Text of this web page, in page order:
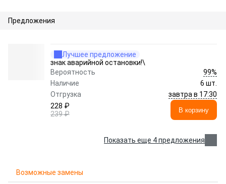
Предложения
Лучшее предложение
знак аварийной остановки!\
Вероятность
99%
Наличие
6 шт.
Отгрузка
завтра в 17:30
228 ₽
239 ₽
В корзину
Показать еще 4 предложения
Возможные замены